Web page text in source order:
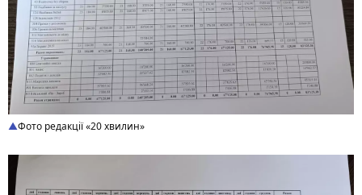
Фото редакції «20 хвилин»